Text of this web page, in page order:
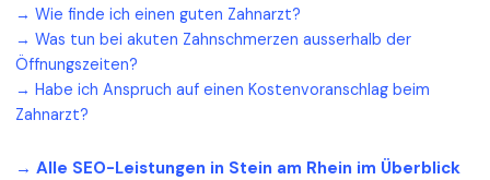
→ Wie finde ich einen guten Zahnarzt?
→ Was tun bei akuten Zahnschmerzen ausserhalb der
Öffnungszeiten?
→ Habe ich Anspruch auf einen Kostenvoranschlag beim
Zahnarzt?
→ Alle SEO-Leistungen in Stein am Rhein im Überblick